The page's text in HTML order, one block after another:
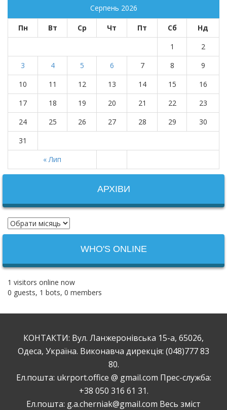
Серпень 2026
Пн Вт Ср Чт Пт Сб Нд
« Лип
1
2
3
4 5 6 7 8
9
10
11 12 13 14 15
16
17
18 19 20 21 22
23
24
25 26 27 28 29
30
31
АРХІВИ
WHO'S ONLINE
1 visitors online now
0 guests, 1 bots, 0 members
КОНТАКТИ: Вул. Ланжеронівська 15-а, 65026,
Одеса, Україна. Виконавча дирекція: (048)777 83
80.
Ел.пошта: ukrport.office @ gmail.com Прес-служба:
+38 050 316 61 31.
Ел.пошта: g.a.cherniak@gmail.com Весь зміст